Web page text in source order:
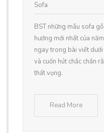
Sofa
BST những mẫu sofa
hướng mới nhất của
ngay trong bài viết
và cuốn hút chắc chắn
thất vọng.
Read More